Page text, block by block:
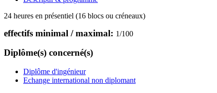
24 heures en présentiel (16 blocs ou créneaux)
effectifs minimal / maximal: 1/100
Diplôme(s) concerné(s)
Diplôme d'ingénieur
Echange international non diplomant